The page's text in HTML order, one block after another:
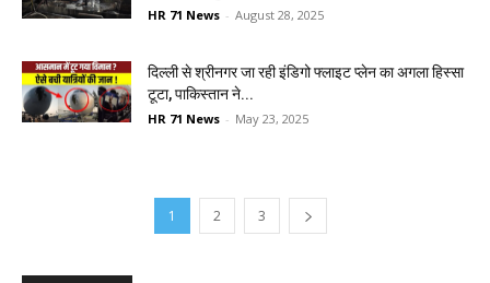
HR 71 News - August 28, 2025
दिल्ली से श्रीनगर जा रही इंडिगो फ्लाइट प्लेन का अगला हिस्सा
टूटा, पाकिस्तान ने...
HR 71 News - May 23, 2025
1 2 3